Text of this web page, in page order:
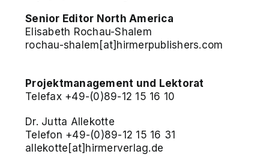
Senior Editor North America
Elisabeth Rochau-Shalem
rochau-shalem[at]hirmerpublishers.com
Projektmanagement und Lektorat
Telefax +49-(0)89-12 15 16 10
Dr. Jutta Allekotte
Telefon +49-(0)89-12 15 16 31
allekotte[at]hirmerverlag.de